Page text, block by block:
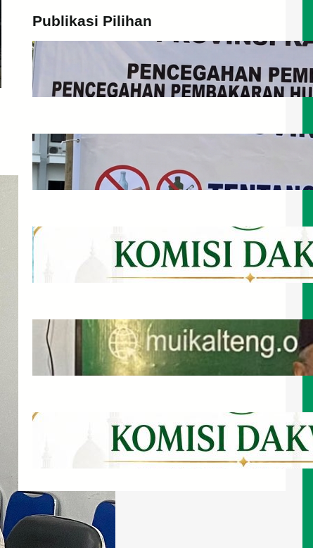
Publikasi Pilihan
Pembakaran Hutan dan Lahan
Juli 29, 2026
Juli 29, 2026
Bahagia Menurut Islam
Juli 22, 2026
Bupati Barsel Serahkan Hibah Tanah
untuk MUI Kalteng
Juli 21, 2026
Wadah Musyawarah Para Ulama
Zu’ama dan Cendekiawan Muslim
Juli 20, 2026